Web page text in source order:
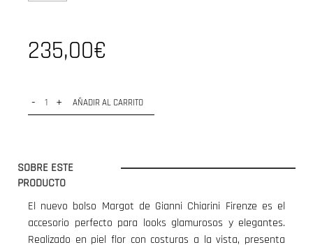
235,00€
- + AÑADIR AL CARRITO
SOBRE ESTE
PRODUCTO
El nuevo bolso Margot de Gianni Chiarini Firenze es el
accesorio perfecto para looks glamurosos y elegantes.
Realizado en piel flor con costuras a la vista, presenta